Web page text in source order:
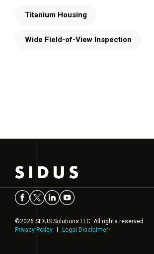
Titanium Housing
Wide Field-of-View Inspection
©2026 SIDUS Solutions LLC. All rights reserved
Privacy Policy
Legal Disclaimer